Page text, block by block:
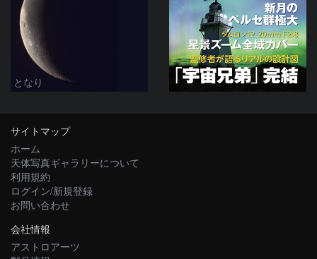
となり
サイトマップ
ホーム
天体写真ギャラリーについて
利用規約
ログイン/新規登録
お問い合わせ
会社情報
アストロアーツ